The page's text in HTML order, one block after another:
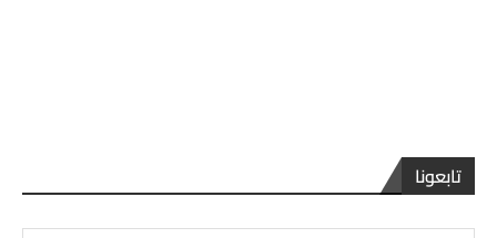
تابعونا